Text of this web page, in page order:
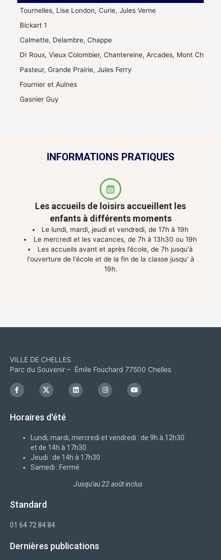
Tournelles, Lise London, Curie, Jules Verne
Bickart 1
Calmette, Delambre, Chappe
Dr Roux, Vieux Colombier, Chantereine, Arcades, Mont Chalâts
Pasteur, Grande Prairie, Jules Ferry
Fournier et Aulnes
Gasnier Guy
INFORMATIONS PRATIQUES
Les accueils de loisirs accueillent les
enfants à différents moments
Le lundi, mardi, jeudi et vendredi, de 17h à 19h
Le mercredi et les vacances, de 7h à 13h30 ou 19h
Les accueils avant et après l’école, de 7h jusqu'à
l'ouverture de l'école et de la fin de la classe jusqu' à
19h.
VILLE DE CHELLES
Parc du Souvenir – Émile Fouchard 77500 Chelles
F
a
c
o
I
c
o
x
L
i
n
I
n
s
m
Y
o
u
Horaires d'été
Lundi, mardi, mercredi et vendredi : de 9h à 12h30
et de 14h à 17h30
Jeudi : de 14h à 17h30
Samedi : Fermé
Jusqu’au 22 août inclus
Standard
01 64 72 84 84
Dernières publications